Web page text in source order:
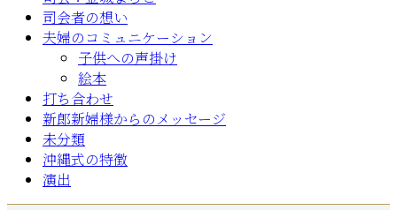
司会者の想い
夫婦のコミュニケーション
子供への声掛け
絵本
打ち合わせ
新郎新婦様からのメッセージ
未分類
沖縄式の特徴
演出